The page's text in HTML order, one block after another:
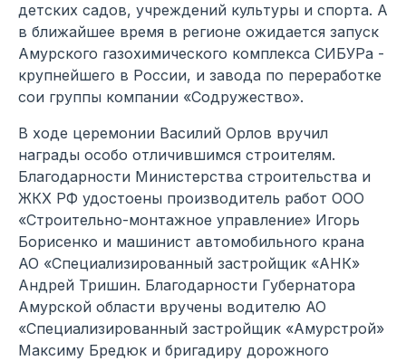
детских садов, учреждений культуры и спорта. А
в ближайшее время в регионе ожидается запуск
Амурского газохимического комплекса СИБУРа -
крупнейшего в России, и завода по переработке
сои группы компании «Содружество».
В ходе церемонии Василий Орлов вручил
награды особо отличившимся строителям.
Благодарности Министерства строительства и
ЖКХ РФ удостоены производитель работ ООО
«Строительно-монтажное управление» Игорь
Борисенко и машинист автомобильного крана
АО «Специализированный застройщик «АНК»
Андрей Тришин. Благодарности Губернатора
Амурской области вручены водителю АО
«Специализированный застройщик «Амурстрой»
Максиму Бредюк и бригадиру дорожного